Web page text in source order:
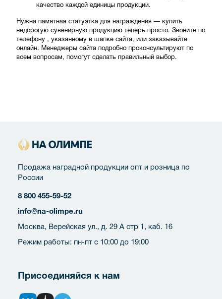
качество каждой единицы продукции.
Нужна памятная статуэтка для награждения — купить
недорогую сувенирную продукцию теперь просто. Звоните по
телефону , указанному в шапке сайта, или заказывайте
онлайн. Менеджеры сайта подробно проконсультируют по
всем вопросам, помогут сделать правильный выбор.
Продажа наградной продукции опт и розница по
России
8 800 455-59-52
info@na-olimpe.ru
Москва, Верейская ул., д. 29 А стр 1, каб. 16
Режим работы: пн-пт с 10:00 до 19:00
Присоединяйся к нам